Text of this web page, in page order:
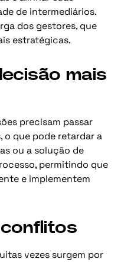
de intermediários.
dos gestores, que
estratégicas.
mais
precisam passar
o que pode retardar a
ou a solução de
permitindo que
e implementem
vezes surgem por